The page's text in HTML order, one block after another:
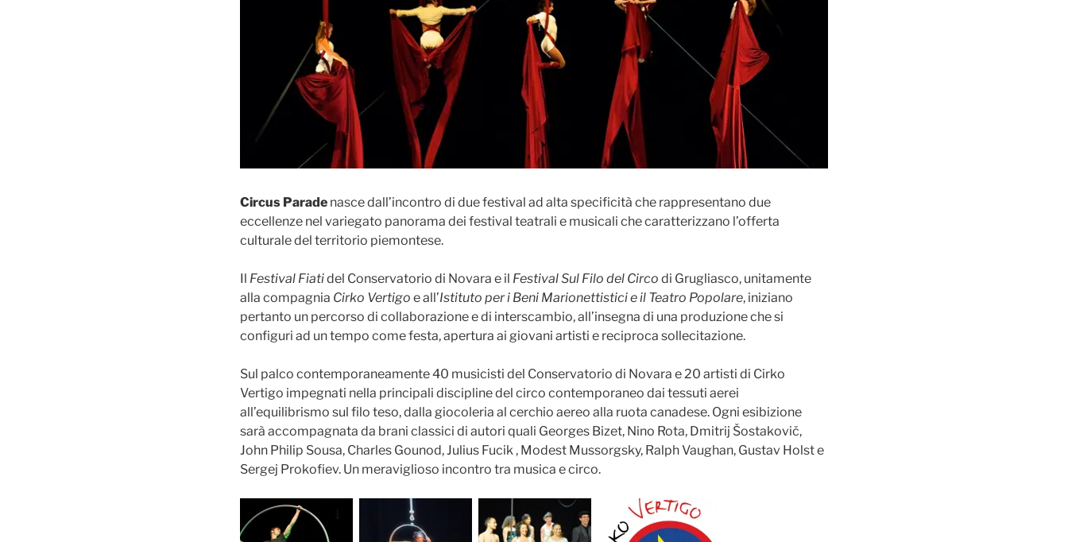
Circus Parade nasce dall’incontro di due festival ad alta specificità che rappresentano due
eccellenze nel variegato panorama dei festival teatrali e musicali che caratterizzano l’offerta
culturale del territorio piemontese.
Il Festival Fiatidel Conservatorio di Novara e il Festival Sul Filo del Circo di Grugliasco, unitamente
alla compagnia Cirko Vertigo e all’Istituto per i Beni Marionettistici e il Teatro Popolare, iniziano
pertanto un percorso di collaborazione e di interscambio, all’insegna di una produzione che si
configuri ad un tempo come festa, apertura ai giovani artisti e reciproca sollecitazione.
Sul palco contemporaneamente 40 musicisti del Conservatorio di Novara e 20 artisti di Cirko
Vertigo impegnati nella principali discipline del circo contemporaneo dai tessuti aerei
all’equilibrismo sul filo teso, dalla giocoleria al cerchio aereo alla ruota canadese. Ogni esibizione
sarà accompagnata da brani classici di autori quali Georges Bizet, Nino Rota, Dmitrij Šostakovič,
John Philip Sousa, Charles Gounod, Julius Fucik , Modest Mussorgsky, Ralph Vaughan, Gustav Holst e
Sergej Prokofiev. Un meraviglioso incontro tra musica e circo.